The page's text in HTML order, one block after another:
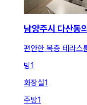
남양주시 다산동
편안한 복층 테라스
방1
화장실1
주방1